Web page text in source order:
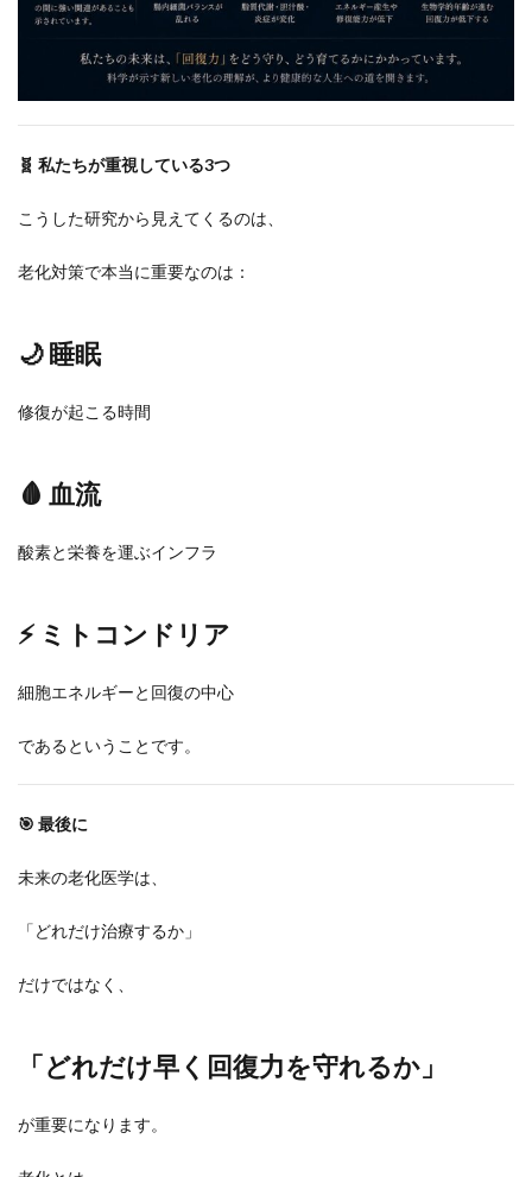
🧬 私たちが重視している3つ
こうした研究から見えてくるのは、
老化対策で本当に重要なのは：
🌙 睡眠
修復が起こる時間
🩸 血流
酸素と栄養を運ぶインフラ
⚡ ミトコンドリア
細胞エネルギーと回復の中心
であるということです。
🎯 最後に
未来の老化医学は、
「どれだけ治療するか」
だけではなく、
「どれだけ早く回復力を守れるか」
が重要になります。